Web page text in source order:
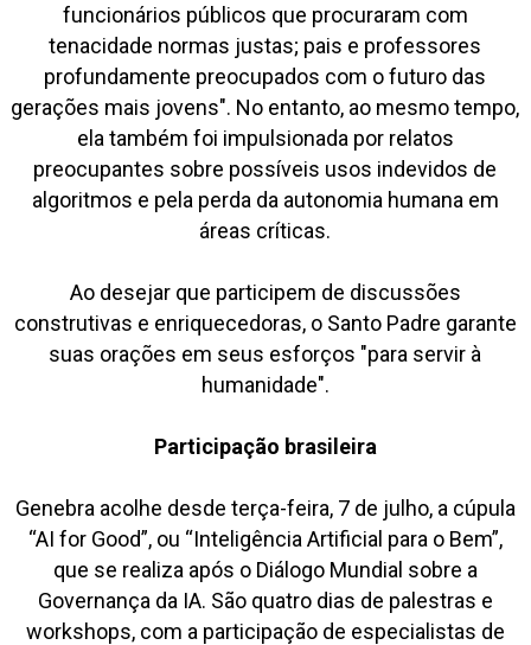
funcionários públicos que procuraram com
tenacidade normas justas; pais e professores
profundamente preocupados com o futuro das
gerações mais jovens". No entanto, ao mesmo tempo,
ela também foi impulsionada por relatos
preocupantes sobre possíveis usos indevidos de
algoritmos e pela perda da autonomia humana em
áreas críticas.
Ao desejar que participem de discussões
construtivas e enriquecedoras, o Santo Padre garante
suas orações em seus esforços "para servir à
humanidade".
Participação brasileira
Genebra acolhe desde terça-feira, 7 de julho, a cúpula
“AI for Good”, ou “Inteligência Artificial para o Bem”,
que se realiza após o Diálogo Mundial sobre a
Governança da IA. São quatro dias de palestras e
workshops, com a participação de especialistas de